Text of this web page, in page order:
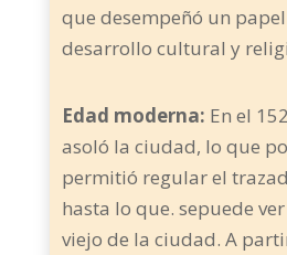
que desempeñó un
desarrollo cultural y
Edad moderna: En el
asoló la ciudad, lo que
permitió regular el
hasta lo que. sepuede
viejo de la ciudad. A